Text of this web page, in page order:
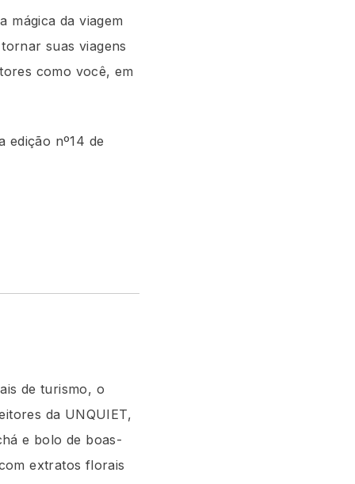
mágica da viagem
suas viagens
como você, em
edição nº14 de
de turismo, o
da UNQUIET,
e bolo de boas-
extratos florais